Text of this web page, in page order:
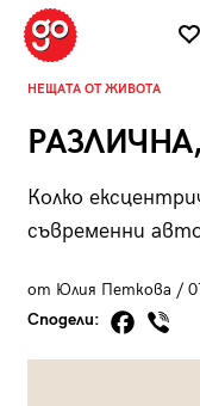
НЕЩАТА ОТ ЖИВОТА
Колко
съвременни
от Юлия Петкова /
Сподели: